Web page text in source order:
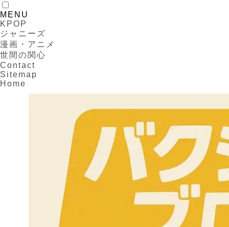
MENU
KPOP
ジャニーズ
漫画・アニメ
世間の関心
Contact
Sitemap
Home